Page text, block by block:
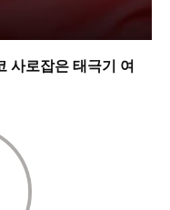
사로잡은 태극기 여